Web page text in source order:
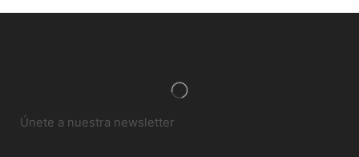
Únete a nuestra newsletter